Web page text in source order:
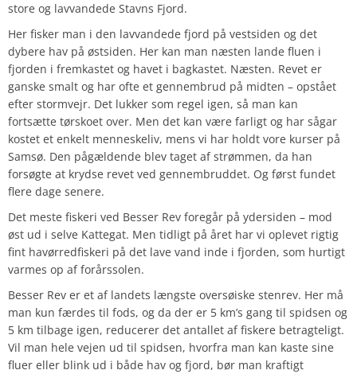
store og lavvandede Stavns Fjord.
Her fisker man i den lavvandede fjord på vestsiden og det
dybere hav på østsiden. Her kan man næsten lande fluen i
fjorden i fremkastet og havet i bagkastet. Næsten. Revet er
ganske smalt og har ofte et gennembrud på midten – opstået
efter stormvejr. Det lukker som regel igen, så man kan
fortsætte tørskoet over. Men det kan være farligt og har sågar
kostet et enkelt menneskeliv, mens vi har holdt vore kurser på
Samsø. Den pågældende blev taget af strømmen, da han
forsøgte at krydse revet ved gennembruddet. Og først fundet
flere dage senere.
Det meste fiskeri ved Besser Rev foregår på ydersiden – mod
øst ud i selve Kattegat. Men tidligt på året har vi oplevet rigtig
fint havørredfiskeri på det lave vand inde i fjorden, som hurtigt
varmes op af forårssolen.
Besser Rev er et af landets længste oversøiske stenrev. Her må
man kun færdes til fods, og da der er 5 km’s gang til spidsen og
5 km tilbage igen, reducerer det antallet af fiskere betragteligt.
Vil man hele vejen ud til spidsen, hvorfra man kan kaste sine
fluer eller blink ud i både hav og fjord, bør man kraftigt